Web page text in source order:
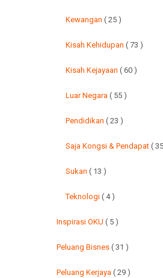
Kewangan ( 25 )
Kisah Kehidupan ( 73 )
Kisah Kejayaan ( 60 )
Luar Negara ( 55 )
Pendidikan ( 23 )
Saja Kongsi & Pendapat (
Sukan ( 13 )
Teknologi ( 4 )
Inspirasi OKU ( 5 )
Peluang Bisnes ( 31 )
Peluang Kerjaya ( 29 )